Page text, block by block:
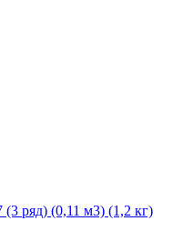
ряд) (0,11 м3) (1,2 кг)